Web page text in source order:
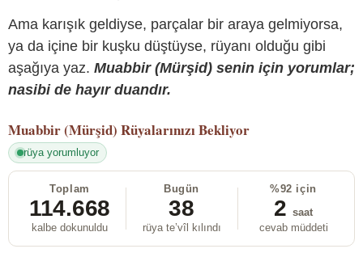
Ama karışık geldiyse, parçalar bir araya gelmiyorsa,
ya da içine bir kuşku düştüyse, rüyanı olduğu gibi
aşağıya yaz. Muabbir (Mürşid) senin için yorumlar;
nasibi de hayır duandır.
Muabbir (Mürşid) Rüyalarınızı Bekliyor
rüya yorumluyor
Toplam
114.668
kalbe dokunuldu
Bugün
38
rüya te’vîl kılındı
%92 için
2 saat
cevab müddeti